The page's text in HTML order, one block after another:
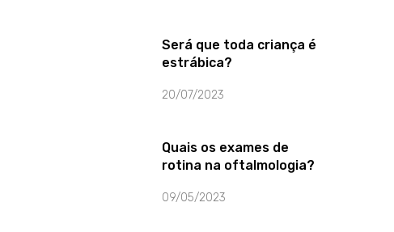
Será que toda criança é
estrábica?
20/07/2023
Quais os exames de
rotina na oftalmologia?
09/05/2023